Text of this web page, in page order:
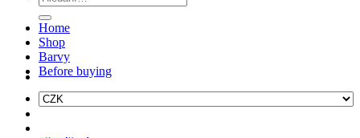
Home
Shop
Barvy
Before buying